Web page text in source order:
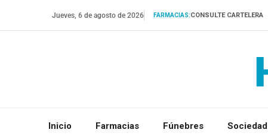
Jueves, 6 de agosto de 2026 FARMACIAS:CONSULTE CARTELERA
Inicio Farmacias Fúnebres Sociedad